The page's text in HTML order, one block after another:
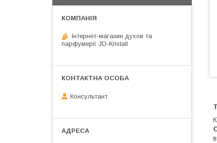
Інтернет-магазин духов та
парфумерії JD-Kristall
Консультант